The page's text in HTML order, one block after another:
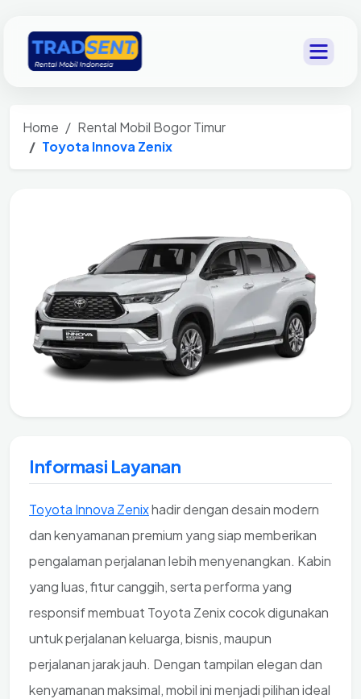
Home
Rental Mobil Bogor Timur
Toyota Innova Zenix
Informasi Layanan
Toyota Innova Zenixhadir dengan desain modern
dan kenyamanan premium yang siap memberikan
pengalaman perjalanan lebih menyenangkan. Kabin
yang luas, fitur canggih, serta performa yang
responsif membuat Toyota Zenix cocok digunakan
untuk perjalanan keluarga, bisnis, maupun
perjalanan jarak jauh. Dengan tampilan elegan dan
kenyamanan maksimal, mobil ini menjadi pilihan ideal